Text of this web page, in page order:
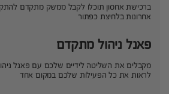
ברכישת אחסון תוכלו לקבל ממשק מתקדם
אחרונות בלחיצת כפתור
פאנל ניהול מתקדם
מקבלים את השליטה לידיים שלכם עם פאנל
לראות את כל הפעילות שלכם במקום אחד